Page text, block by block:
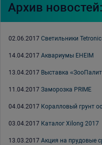
Архив новостей:
02.06.2017 Светильники
14.04.2017 Аквариумы EHEIM
13.04.2017 Выставка
11.04.2017 Заморозка PRIME
04.04.2017 Коралловый грунт
03.04.2017 Каталог Xilong 2017
13.03.2017 Акция на прудовые